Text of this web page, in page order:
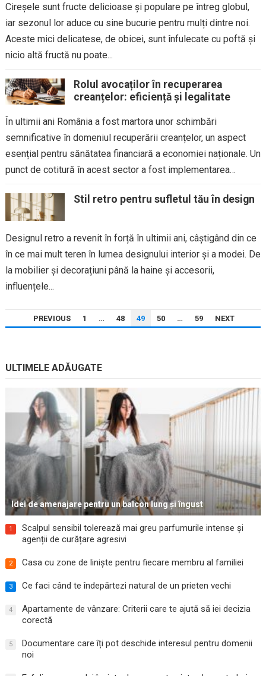
Cireșele sunt fructe delicioase și populare pe întreg globul,
iar sezonul lor aduce cu sine bucurie pentru mulți dintre noi.
Aceste mici delicatese, de obicei, sunt înfulecate cu poftă și
nicio altă fructă nu poate...
Rolul avocaților în recuperarea
creanțelor: eficiență și legalitate
În ultimii ani România a fost martora unor schimbări
semnificative în domeniul recuperării creanțelor, un aspect
esențial pentru sănătatea financiară a economiei naționale. Un
punct de cotitură în acest sector a fost implementarea
Stil retro pentru sufletul tău în design
Designul retro a revenit în forță în ultimii ani, câștigând din ce
în ce mai mult teren în lumea designului interior și a modei. De
la mobilier și decorațiuni până la haine și accesorii,
influențele...
PAGINAȚIE
ARTICOLE
PREVIOUS 1 … 48 49 50 … 59 NEXT
ULTIMELE ADĂUGATE
Idei de amenajare pentru un balcon lung și îngust
1
Scalpul sensibil tolerează mai greu parfumurile intense și
agenții de curățare agresivi
2 Casa cu zone de liniște pentru fiecare membru al familiei
3 Ce faci când te îndepărtezi natural de un prieten vechi
4
Apartamente de vânzare: Criterii care te ajută să iei decizia
corectă
5
Documentare care îți pot deschide interesul pentru domenii
noi